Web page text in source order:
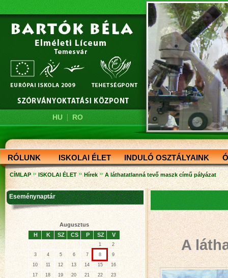
HU| RO
RÓLUNK ISKOLAI ÉLET INDULÓ OSZTÁLYAINK
CÍMLAP » ISKOLAI ÉLET » Hírek » A láthatatlanná tevő maszk című pályázat
A
Eseménynaptár
Augusztus
H
K SZ CS P SZ V
1
2
3
4 5 6 7 8
9
10
11 12 13 14 15
16
17
18 19 20 21 22
23